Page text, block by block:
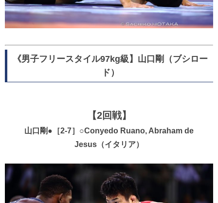
《男子フリースタイル97kg級】山口剛（ブシロー
ド）
【2回戦】
山口剛●［2-7］○Conyedo Ruano, Abraham de
Jesus（イタリア）